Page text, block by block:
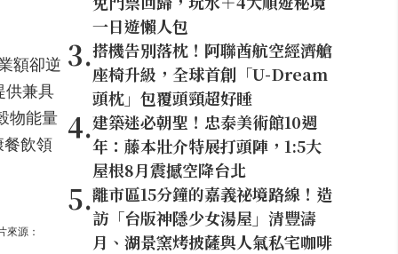
額卻逆
供兼具
物能量
飲領
源：
一日遊懶人包
3.搭機告別落枕！阿聯酋航空經濟艙
座椅升級，全球首創「U-Dream
頭枕」包覆頭頸超好睡
4.建築迷必朝聖！忠泰美術館10週
年：藤本壯介特展打頭陣，1:5大
屋根8月震撼空降台北
5.離市區15分鐘的嘉義祕境路線！造
訪「台版神隱少女湯屋」清豐濤
月、湖景窯烤披薩與人氣私宅咖啡